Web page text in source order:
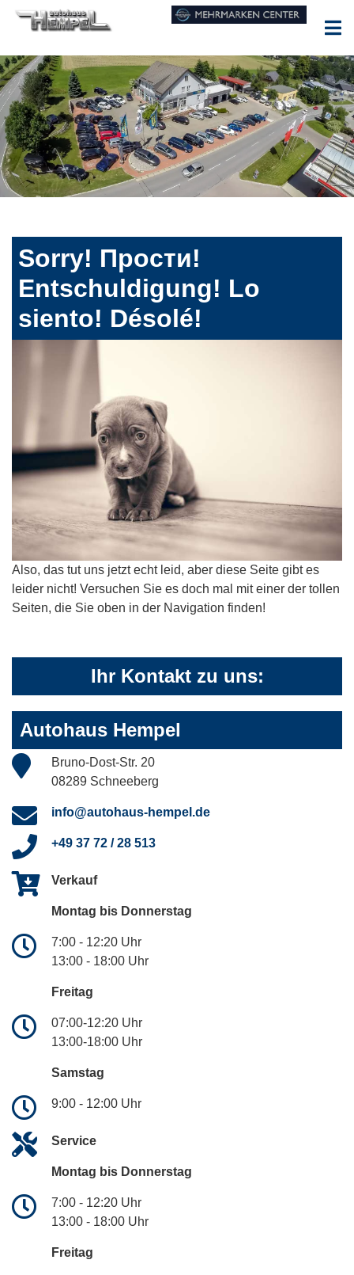
Sorry! Прости!
Entschuldigung! Lo
siento! Désolé!
Also, das tut uns jetzt echt leid, aber diese Seite gibt es
leider nicht! Versuchen Sie es doch mal mit einer der tollen
Seiten, die Sie oben in der Navigation finden!
Ihr Kontakt zu uns:
Autohaus Hempel
Bruno-Dost-Str. 20
08289 Schneeberg
info@autohaus-hempel.de
+49 37 72 / 28 513
Verkauf
Montag bis Donnerstag
7:00 - 12:20 Uhr
13:00 - 18:00 Uhr
Freitag
07:00-12:20 Uhr
13:00-18:00 Uhr
Samstag
9:00 - 12:00 Uhr
Service
Montag bis Donnerstag
7:00 - 12:20 Uhr
13:00 - 18:00 Uhr
Freitag